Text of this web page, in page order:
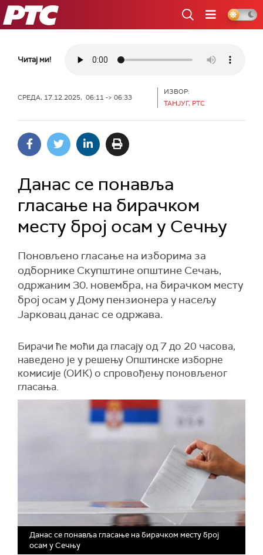
РТС
Читај ми!
СРЕДА, 17.12.2025, 06:11 -> 06:33
ИЗВОР:
ТАНЈУГ, РТС
Данас се понавља
гласање на бирачком
месту број осам у Сечњу
Поновљено гласање на изборима за
одборнике Скупштине општине Сечањ,
одржаним 30. новембра, на бирачком месту
број осам у Дому пензионера у насељу
Јарковац данас се одржава.
Бирачи ће моћи да гласају од 7 до 20 часова,
наведено је у решењу Општинске изборне
комисије (ОИК) о спровођењу поновљеног
гласања.
Данас се понавља гласање на бирачком месту број
осам у Сечњу